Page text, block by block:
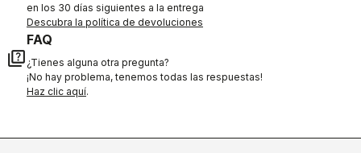
en los 30 días siguientes a la entrega
Descubra la política de devoluciones
quiz
FAQ
¿Tienes alguna otra pregunta?
¡No hay problema, tenemos todas las respuestas!
Haz clic aquí.